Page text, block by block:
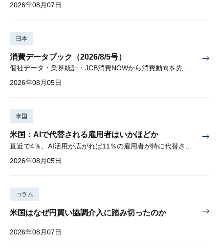
2026年08月07日
日本
消費データブック（2026/8/5号）
個社データ・業界統計・JCB消費NOWから消費動向を先取り
2026年08月05日
米国
米国：AIで代替される雇用者はいかほどか
2026年08月05日
コラム
米国はなぜ円買い協調介入に踏み切ったのか
2026年08月07日